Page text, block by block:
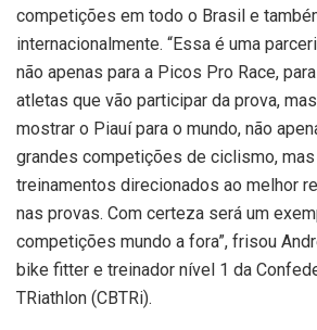
competições em todo o Brasil e
internacionalmente. “Essa é uma
não apenas para a Picos Pro Race,
atletas que vão participar da prova,
mostrar o Piauí para o mundo, não
grandes competições de ciclismo,
treinamentos direcionados ao melhor
nas provas. Com certeza será um
competições mundo a fora”, frisou
bike fitter e treinador nível 1 da
TRiathlon (CBTRi).